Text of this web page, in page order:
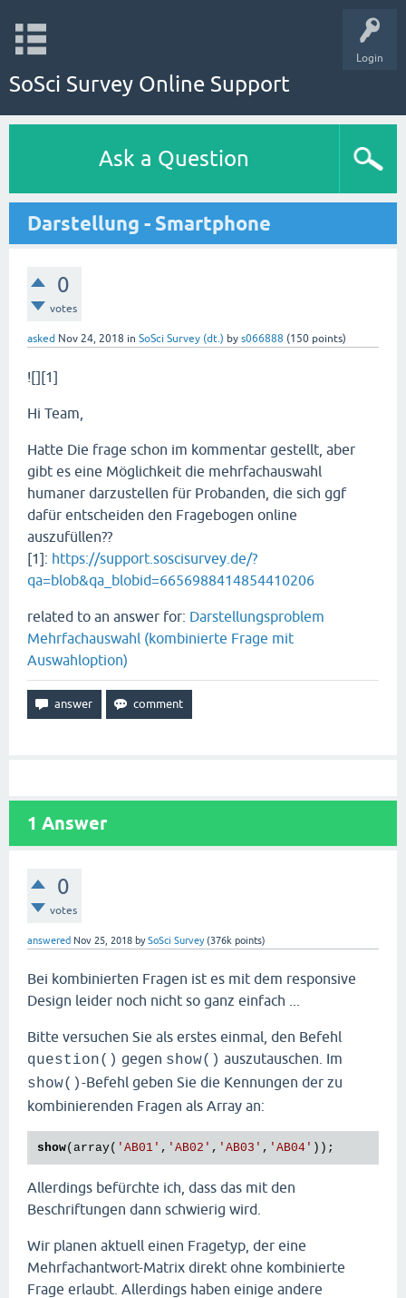
Login
SoSci Survey Online Support
Ask a Question
Darstellung - Smartphone
0
votes
asked Nov 24, 2018 in SoSci Survey (dt.) by s066888 (150 points)
![][1]
Hi Team,
Hatte Die frage schon im kommentar gestellt, aber
gibt es eine Möglichkeit die mehrfachauswahl
humaner darzustellen für Probanden, die sich ggf
dafür entscheiden den Fragebogen online
auszufüllen??
[1]: https://support.soscisurvey.de/?
qa=blob&qa_blobid=6656988414854410206
related to an answer for: Darstellungsproblem
Mehrfachauswahl (kombinierte Frage mit
Auswahloption)
1 Answer
0
votes
answered Nov 25, 2018 bySoSci Survey (376k points)
Bei kombinierten Fragen ist es mit dem responsive
Design leider noch nicht so ganz einfach ...
Bitte versuchen Sie als erstes einmal, den Befehl
question() gegen show() auszutauschen. Im
show()-Befehl geben Sie die Kennungen der zu
kombinierenden Fragen als Array an:
show(array( 'AB01' , 'AB02' , 'AB03' , 'AB04' ));
Allerdings befürchte ich, dass das mit den
Beschriftungen dann schwierig wird.
Wir planen aktuell einen Fragetyp, der eine
Mehrfachantwort-Matrix direkt ohne kombinierte
Frage erlaubt. Allerdings haben einige andere